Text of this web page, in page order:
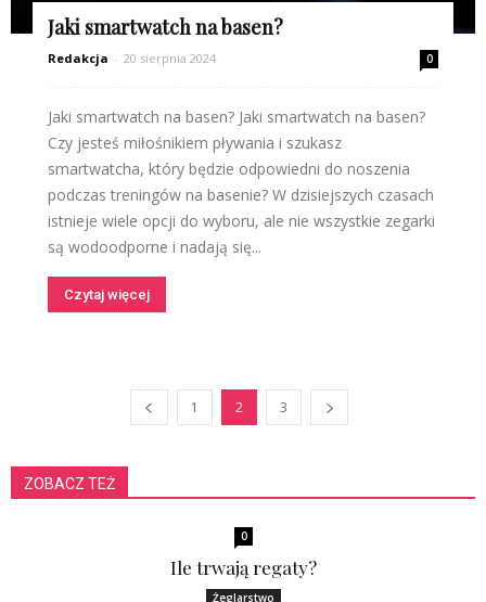
Jaki smartwatch na basen?
Redakcja - 20 sierpnia 2024 0
Jaki smartwatch na basen? Jaki smartwatch na basen?
Czy jesteś miłośnikiem pływania i szukasz
smartwatcha, który będzie odpowiedni do noszenia
podczas treningów na basenie? W dzisiejszych czasach
istnieje wiele opcji do wyboru, ale nie wszystkie zegarki
są wodoodporne i nadają się...
Czytaj więcej
1 2 3
ZOBACZ TEŻ
0
Ile trwają regaty?
Żeglarstwo